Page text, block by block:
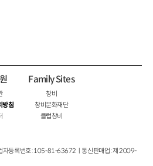
방침
Family Sites
창비
창비문화재단
클럽창비
자등록번호 : 105-81-63672ㅣ통신판매업 : 제 2009-